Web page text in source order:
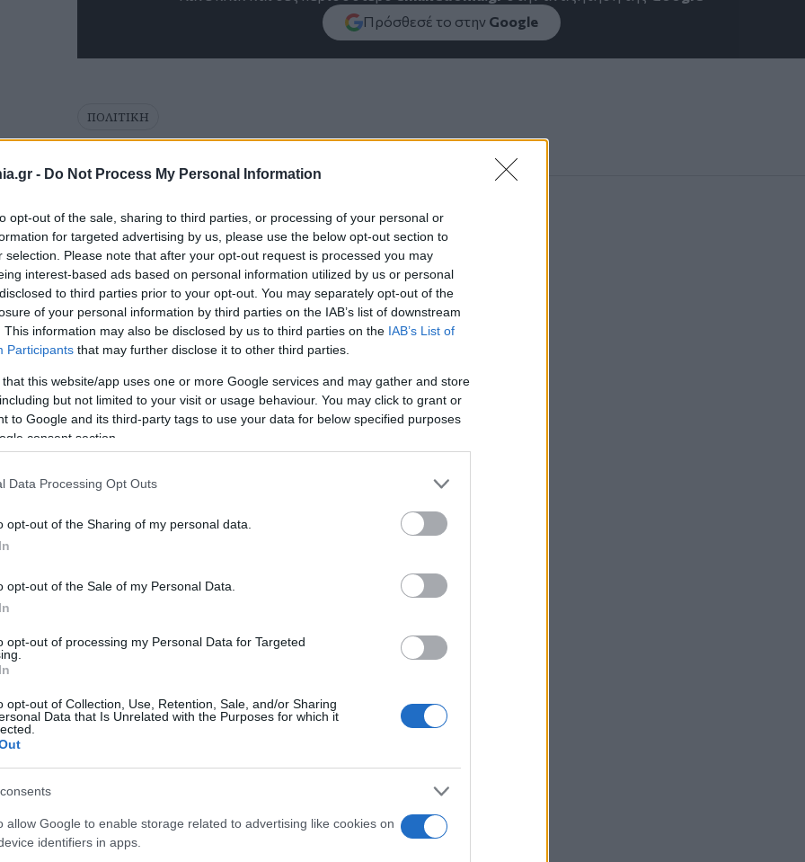
- Do Not Process My Personal Information
opt-out of the sale, sharing to third parties, or processing of your personal or
for targeted advertising by us, please use the below opt-out section to
selection. Please note that after your opt-out request is processed you may
interest-based ads based on personal information utilized by us or personal
to third parties prior to your opt-out. You may separately opt-out of the
of your personal information by third parties on the IAB’s list of downstream
This information may also be disclosed by us to third parties on the IAB’s List of
Participants that may further disclose it to other third parties.
that this website/app uses one or more Google services and may gather and store
but not limited to your visit or usage behaviour. You may click to grant or
to Google and its third-party tags to use your data for below specified purposes
consent section.
Data Processing Opt Outs
opt-out of the Sharing of my personal data.
opt-out of the Sale of my Personal Data.
opt-out of processing my Personal Data for Targeted
opt-out of Collection, Use, Retention, Sale, and/or Sharing
Data that Is Unrelated with the Purposes for which it
allow Google to enable storage related to advertising like cookies on
identifiers in apps.
Πρόσθεσέ το στην Google
ΠΟΛΙΤΙΚΗ